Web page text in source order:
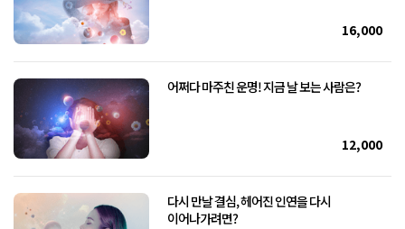
16,000
어쩌다 마주친 운명! 지금 날 보는 사람은?
12,000
다시 만날 결심, 헤어진 인연을 다시
이어나가려면?